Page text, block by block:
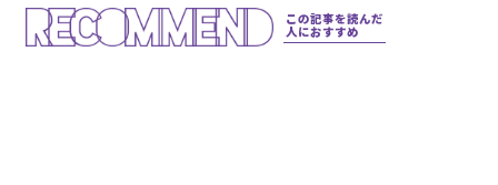
この記事を読んだ
人におすすめ